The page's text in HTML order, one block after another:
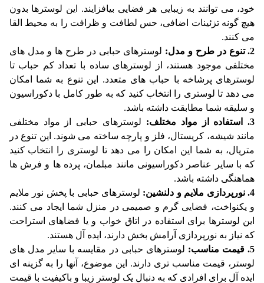
خود، می توانند به زیبایی هر فضایی بیافزایند. این لوسترها بدون
هیچ گونه تزئینات اضافی، حس لطافت و ظرافت را به محیط القا
می کنند.
2. تنوع در طرح و مدل:
لوسترهای حبابی در طرح ها و مدل های
مختلفی موجود هستند، از لوسترهای ساده با تعداد کم حباب تا
لوسترهای پرشاخه با حباب های متعدد. این تنوع به شما امکان
می دهد تا لوستری را انتخاب کنید که به طور کامل با دکوراسیون
و سلیقه شما مطابقت داشته باشد.
3. استفاده از مواد مختلف:
لوسترهای حبابی از مواد مختلفی
مانند شیشه، کریستال، فلز و پارچه ساخته می شوند. این تنوع در
متریال، به شما این امکان را می دهد تا لوستری را انتخاب کنید
که با سایر عناصر دکوراسیونی مانند مبلمان، پرده ها و فرش ها
هماهنگی داشته باشد.
4. نورپردازی ملایم و دلنشین:
لوسترهای حبابی با پخش نور ملایم
و یکنواخت، فضایی گرم و صمیمی در منزل شما ایجاد می کنند.
این لوسترها برای استفاده در اتاق خواب و یا فضاهای استراحت
که نیاز به نورپردازی آرامش بخش دارند، ایده آل هستند.
5. قیمت مناسب:
لوسترهای حبابی در مقایسه با سایر مدل های
لوستر، قیمت مناسب تری دارند. این موضوع، آنها را به گزینه ای
ایده آل برای افرادی که به دنبال یک لوستر زیبا و باکیفیت با قیمت